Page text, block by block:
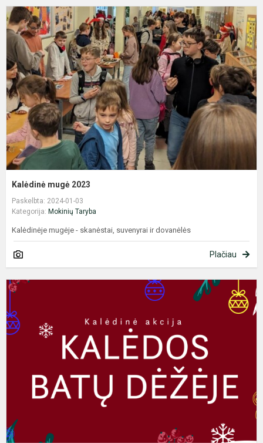
Kalėdinė mugė 2023
Paskelbta: 2024-01-03
Kategorija: Mokinių Taryba
Kalėdinėje mugėje - skanėstai, suvenyrai ir dovanėlės
Plačiau